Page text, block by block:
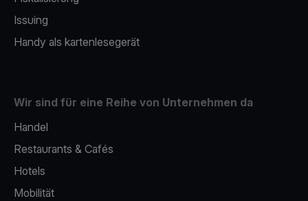
Issuing
Handy als kartenlesegerät
Wir sind für eine Reihe von Unternehmen da
Handel
Restaurants & Cafés
Hotels
Mobilität